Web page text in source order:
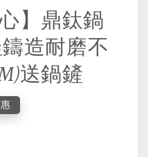
】鼎鈦鍋
造耐磨不
送鍋鏟